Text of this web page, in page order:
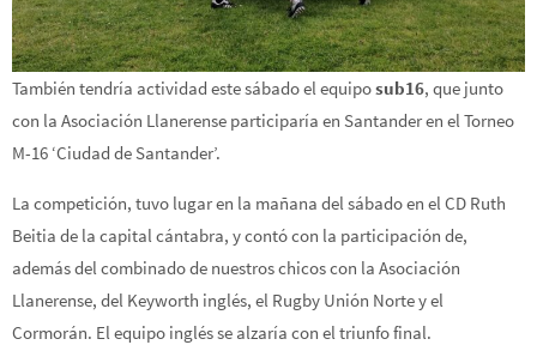
También tendría actividad este sábado el equiposub16, que junto
con la Asociación Llanerense participaría en Santander en el Torneo
M-16 ‘Ciudad de Santander’.
La competición, tuvo lugar en la mañana del sábado en el CD Ruth
Beitia de la capital cántabra, y contó con la participación de,
además del combinado de nuestros chicos con la Asociación
Llanerense, del Keyworth inglés, el Rugby Unión Norte y el
Cormorán. El equipo inglés se alzaría con el triunfo final.